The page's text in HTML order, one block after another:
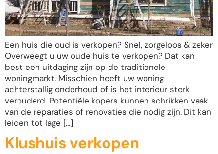
Een huis die oud is verkopen? Snel, zorgeloos & zeker
Overweegt u uw oude huis te verkopen? Dat kan
best een uitdaging zijn op de traditionele
woningmarkt. Misschien heeft uw woning
achterstallig onderhoud of is het interieur sterk
verouderd. Potentiële kopers kunnen schrikken vaak
van de reparaties of renovaties die nodig zijn. Dit kan
leiden tot lage […]
Klushuis verkopen